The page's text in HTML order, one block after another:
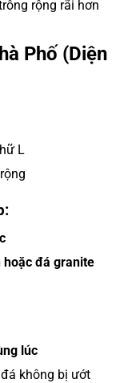
rộng rãi hơn
Phố (Diện
L
hoặc đá granite
lúc
không bị ướt